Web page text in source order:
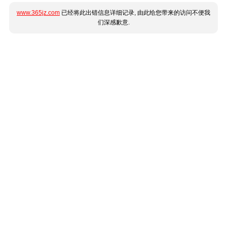
www.365jz.com 已经将此出错信息详细记录, 由此给您带来的访问不便我
们深感歉意.